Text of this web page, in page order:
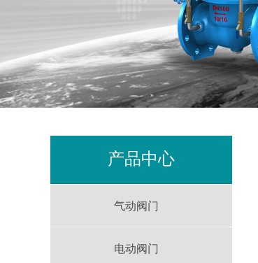
产品中心
气动阀门
电动阀门